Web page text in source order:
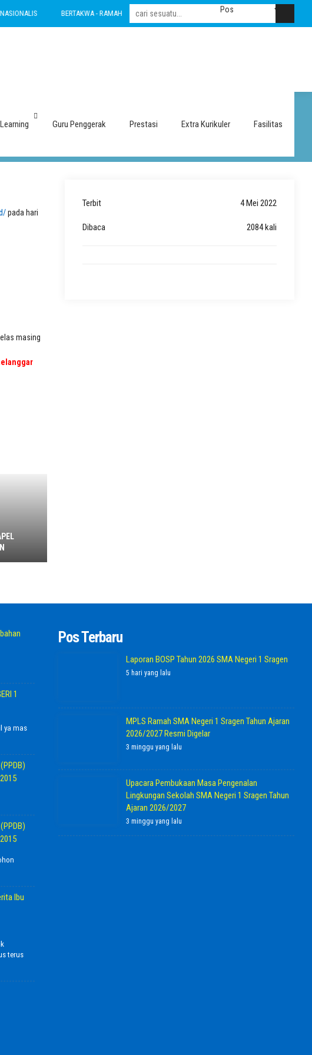
BERTAKWA - RAMAH - INOVATIF - LESTARI - INTEGRITAS - AMANAH - NASIONALIS
Guru Penggerak Prestasi Extra Kurikuler Fasilitas
Negeri 1 Sragen
pada hari
masing
Terbit 4 Mei 2022
Dibaca 2084 kali
1
ya mas
Ibu
terus
Pos Terbaru
Laporan BOSP Tahun 2026 SMA Negeri 1 Sragen
5 hari yang lalu
MPLS Ramah SMA Negeri 1 Sragen Tahun Ajaran
2026/2027 Resmi Digelar
3 minggu yang lalu
Upacara Pembukaan Masa Pengenalan
Lingkungan Sekolah SMA Negeri 1 Sragen Tahun
Ajaran 2026/2027
3 minggu yang lalu